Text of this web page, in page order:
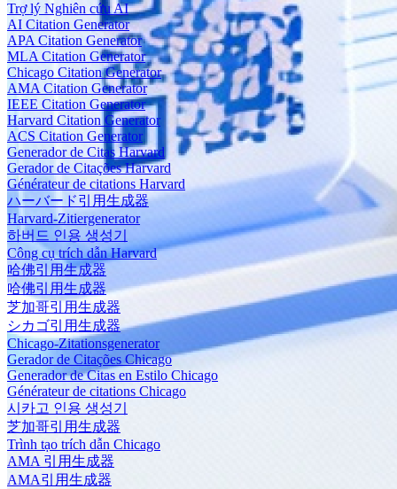
Trợ lý Nghiên cứu AI
AI Citation Generator
APA Citation Generator
MLA Citation Generator
Chicago Citation Generator
AMA Citation Generator
IEEE Citation Generator
Harvard Citation Generator
ACS Citation Generator
Generador de Citas Harvard
Gerador de Citações Harvard
Générateur de citations Harvard
ハーバード引用生成器
Harvard-Zitiergenerator
하버드 인용 생성기
Công cụ trích dẫn Harvard
哈佛引用生成器
哈佛引用生成器
芝加哥引用生成器
シカゴ引用生成器
Chicago-Zitationsgenerator
Gerador de Citações Chicago
Generador de Citas en Estilo Chicago
Générateur de citations Chicago
시카고 인용 생성기
芝加哥引用生成器
Trình tạo trích dẫn Chicago
AMA 引用生成器
AMA引用生成器